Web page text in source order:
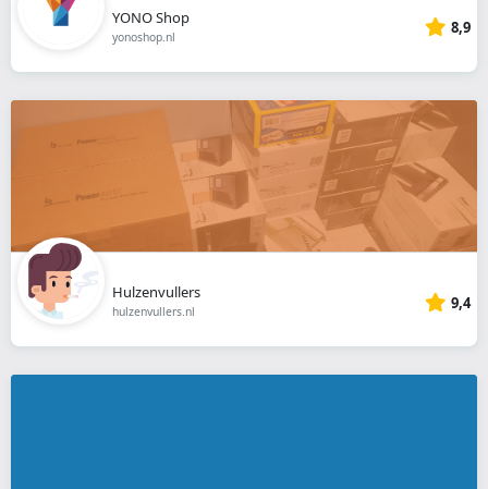
YONO Shop
yonoshop.nl 8,9
Hulzenvullers
hulzenvullers.nl 9,4